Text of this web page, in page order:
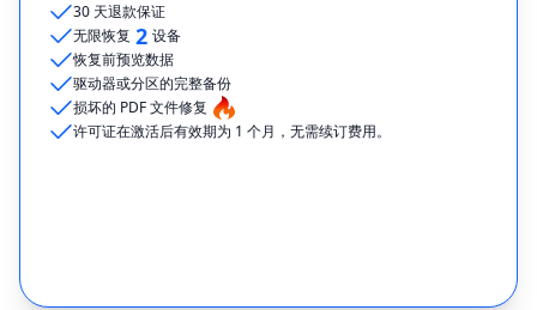
30 天退款保证
无限恢复 2 设备
恢复前预览数据
驱动器或分区的完整备份
损坏的 PDF 文件修复
许可证在激活后有效期为 1 个月，无需续订费用。